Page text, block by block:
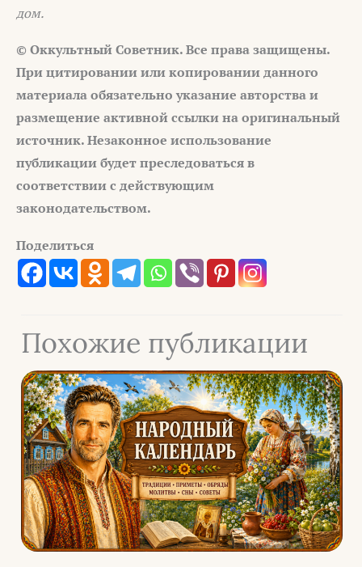
дом.
© Оккультный Советник. Все права защищены.
При цитировании или копировании данного
материала обязательно указание авторства и
размещение активной ссылки на оригинальный
источник. Незаконное использование
публикации будет преследоваться в
соответствии с действующим
законодательством.
Поделиться
Похожие публикации